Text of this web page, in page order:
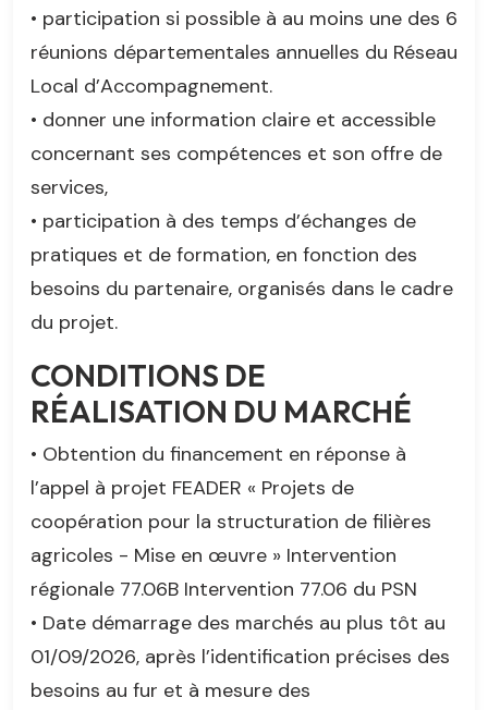
• participation si possible à au moins une des 6
réunions départementales annuelles du Réseau
Local d’Accompagnement.
• donner une information claire et accessible
concernant ses compétences et son offre de
services,
• participation à des temps d’échanges de
pratiques et de formation, en fonction des
besoins du partenaire, organisés dans le cadre
du projet.
CONDITIONS DE
RÉALISATION DU MARCHÉ
• Obtention du financement en réponse à
l’appel à projet FEADER « Projets de
coopération pour la structuration de filières
agricoles - Mise en œuvre » Intervention
régionale 77.06B Intervention 77.06 du PSN
• Date démarrage des marchés au plus tôt au
01/09/2026, après l’identification précises des
besoins au fur et à mesure des